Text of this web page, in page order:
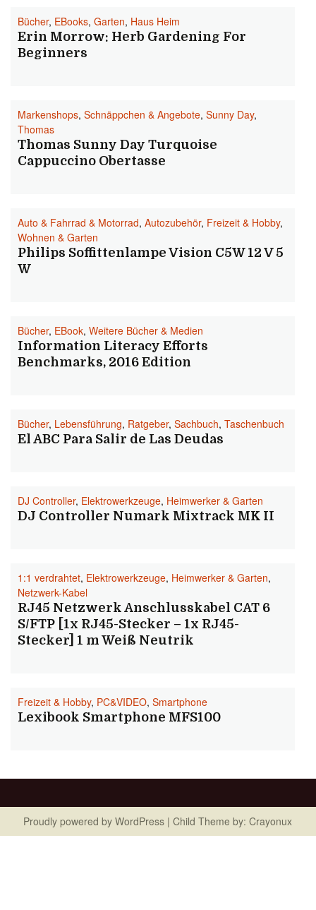
Bücher, EBooks, Garten, Haus Heim
Erin Morrow: Herb Gardening For
Beginners
Markenshops, Schnäppchen & Angebote, Sunny Day,
Thomas
Thomas Sunny Day Turquoise
Cappuccino Obertasse
Auto & Fahrrad & Motorrad, Autozubehör, Freizeit & Hobby,
Wohnen & Garten
Philips Soffittenlampe Vision C5W 12 V 5
W
Bücher, EBook, Weitere Bücher & Medien
Information Literacy Efforts
Benchmarks, 2016 Edition
Bücher, Lebensführung, Ratgeber, Sachbuch, Taschenbuch
El ABC Para Salir de Las Deudas
DJ Controller, Elektrowerkzeuge, Heimwerker & Garten
DJ Controller Numark Mixtrack MK II
1:1 verdrahtet, Elektrowerkzeuge, Heimwerker & Garten,
Netzwerk-Kabel
RJ45 Netzwerk Anschlusskabel CAT 6
S/FTP [1x RJ45-Stecker – 1x RJ45-
Stecker] 1 m Weiß Neutrik
Freizeit & Hobby, PC&VIDEO, Smartphone
Lexibook Smartphone MFS100
Proudly powered by WordPress | Child Theme by: Crayonux